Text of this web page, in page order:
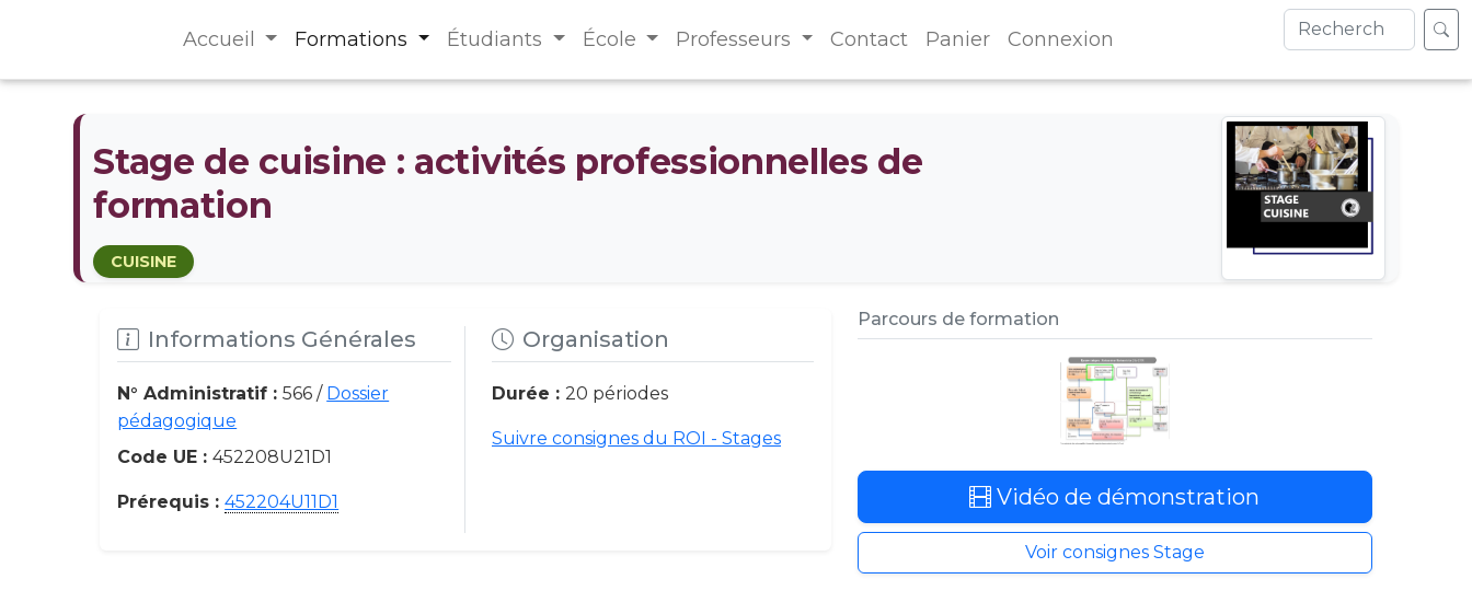
Accueil Formations Étudiants École Professeurs Contact Panier Connexion
Stage de cuisine : activités professionnelles de
formation
CUISINE
Informations Générales
N° Administratif :566 / Dossier
pédagogique
Code UE :452208U21D1
Prérequis :452204U11D1
Organisation
Durée : 20 périodes
Suivre consignes du ROI - Stages
Parcours de formation
Vidéo de démonstration
Voir consignes Stage